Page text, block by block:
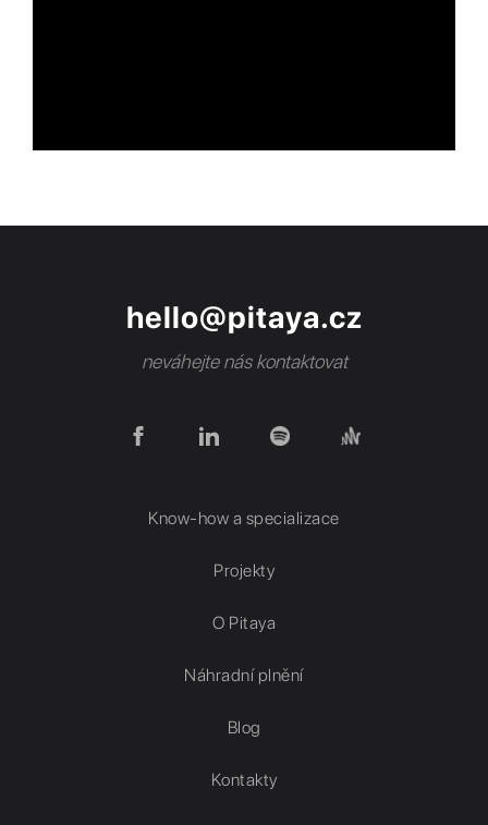
hello@pitaya.cz
neváhejte nás kontaktovat
Know-how a specializace
Projekty
O Pitaya
Náhradní plnění
Blog
Kontakty